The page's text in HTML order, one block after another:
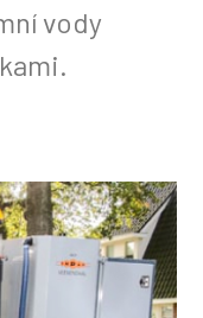
vody